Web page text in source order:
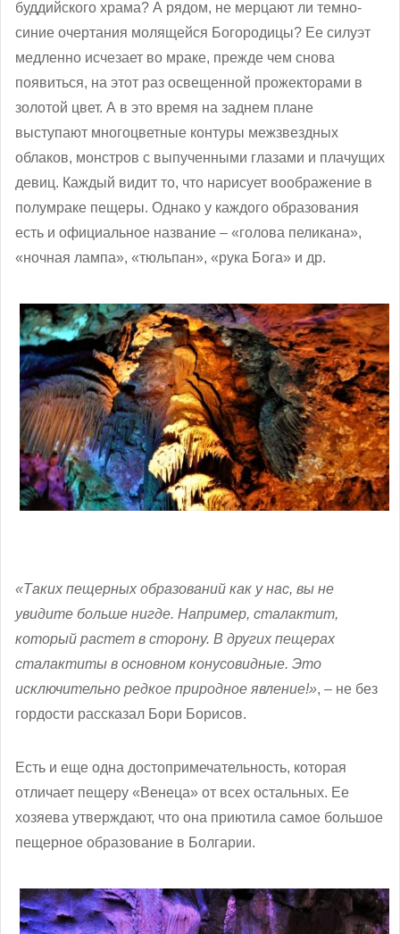
буддийского храма? А рядом, не мерцают ли темно-
синие очертания молящейся Богородицы? Ее силуэт
медленно исчезает во мраке, прежде чем снова
появиться, на этот раз освещенной прожекторами в
золотой цвет. А в это время на заднем плане
выступают многоцветные контуры межзвездных
облаков, монстров с выпученными глазами и плачущих
девиц. Каждый видит то, что нарисует воображение в
полумраке пещеры. Однако у каждого образования
есть и официальное название – «голова пеликана»,
«ночная лампа», «тюльпан», «рука Бога» и др.
«Таких пещерных образований как у нас, вы не
увидите больше нигде. Например, сталактит,
который растет в сторону. В других пещерах
сталактиты в основном конусовидные. Это
исключительно редкое природное явление!», – не без
гордости рассказал Бори Борисов.
Есть и еще одна достопримечательность, которая
отличает пещеру «Венеца» от всех остальных. Ее
хозяева утверждают, что она приютила самое большое
пещерное образование в Болгарии.